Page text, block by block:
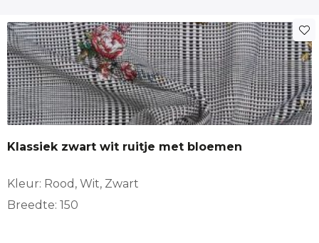
Klassiek zwart wit ruitje met bloemen
Kleur: Rood, Wit, Zwart
Breedte: 150